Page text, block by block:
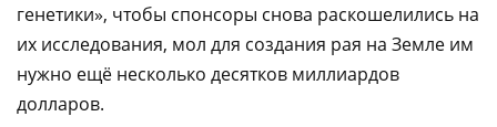
генетики», чтобы спонсоры снова раскошелились на
их исследования, мол для создания рая на Земле им
нужно ещё несколько десятков миллиардов
долларов.